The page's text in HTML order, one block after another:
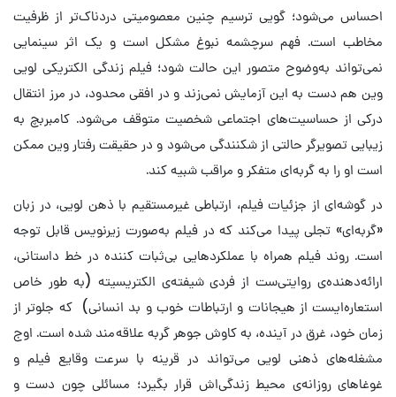
احساس می‌شود؛ گویی ترسیم چنین معصومیتی دردناک‌تر از ظرفیت
مخاطب است. فهم سرچشمه نبوغ مشکل است و یک اثر سینمایی
نمی‌تواند به‌وضوح متصور این حالت شود؛ فیلم زندگی الکتریکی لویی
وین هم دست به این آزمایش نمی‌زند و در افقی محدود، در مرز انتقال
درکی از حساسیت‌های اجتماعی شخصیت متوقف می‌شود. کامبربچ به
زیبایی تصویرگر حالتی از شکنندگی می‌شود و در حقیقت رفتار وین ممکن
است او را به گربه‌ای متفکر و مراقب شبیه کند.
در گوشه‌ای از جزئیات فیلم، ارتباطی غیرمستقیم با ذهن لویی، در زبان
«گربه‌ای» تجلی پیدا می‌کند که در فیلم به‌صورت زیرنویس‌ قابل توجه
است. روند فیلم همراه با عملکردهایی بی‌ثبات کننده در خط داستانی،
ارائه‌دهنده‌ی روایتی‌ست از فردی شیفته‌ی الکتریسیته (به طور خاص
استعاره‌ایست‌ از هیجانات و ارتباطات خوب و بد انسانی) که جلوتر از
زمان خود، غرق در آینده، به کاوش جوهر گربه علاقه‌مند شده است. اوج
مشغله‌های ذهنی لویی می‌تواند در قرینه با سرعت وقایع فیلم و
غوغاهای روزانه‌ی محیط زندگی‌‌اش قرار بگیرد؛ مسائلی چون دست و